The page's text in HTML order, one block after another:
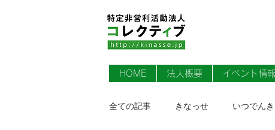
HOME 法人概要 イベント情報
全ての記事 きなっせ いつでん